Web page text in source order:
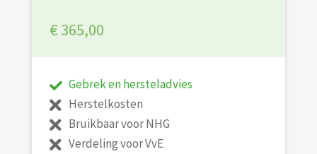
€ 365,00
Gebrek en hersteladvies
Herstelkosten
Bruikbaar voor NHG
Verdeling voor VvE